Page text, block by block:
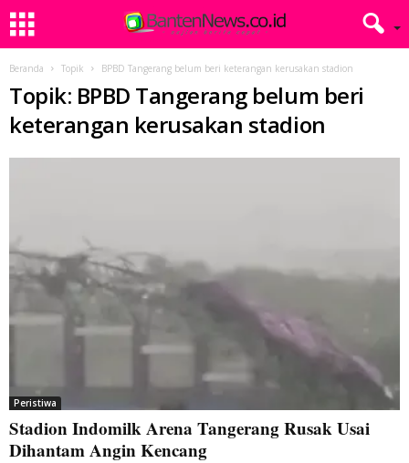
Beranda Topik BPBD Tangerang belum beri keterangan kerusakan stadion
Topik: BPBD Tangerang belum beri
keterangan kerusakan stadion
Peristiwa
Stadion Indomilk Arena Tangerang Rusak Usai
Dihantam Angin Kencang